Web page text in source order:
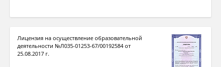
Лицензия на осуществление образовательной
деятельности №Л035-01253-67/00192584 от
25.08.2017 г.